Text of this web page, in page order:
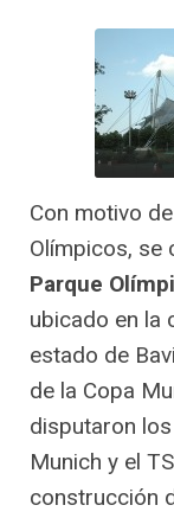
Con motivo
Olímpicos, se
Parque
ubicado en la
estado de
de la Copa
disputaron
Munich y el
construcción